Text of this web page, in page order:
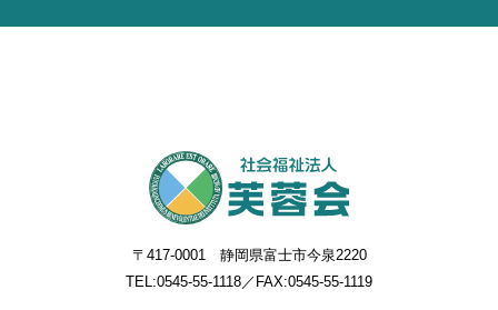
〒417-0001 静岡県富士市今泉2220
TEL:0545-55-1118 ／FAX:0545-55-1119